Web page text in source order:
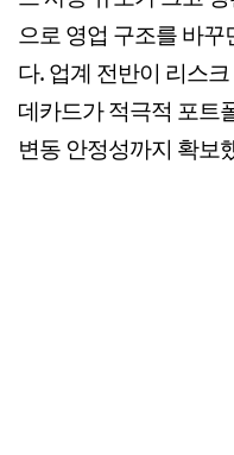
으로 영업 구조를 바
다. 업계 전반이 리스
데카드가 적극적 포트
변동 안정성까지 확보